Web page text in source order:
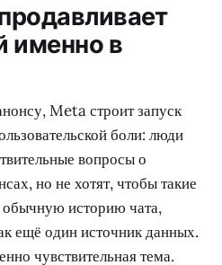
именно в
Meta строит запуск
боли: люди
вопросы о
но не хотят, чтобы такие
обычную историю чата,
ещё один источник данных.
чувствительная тема.